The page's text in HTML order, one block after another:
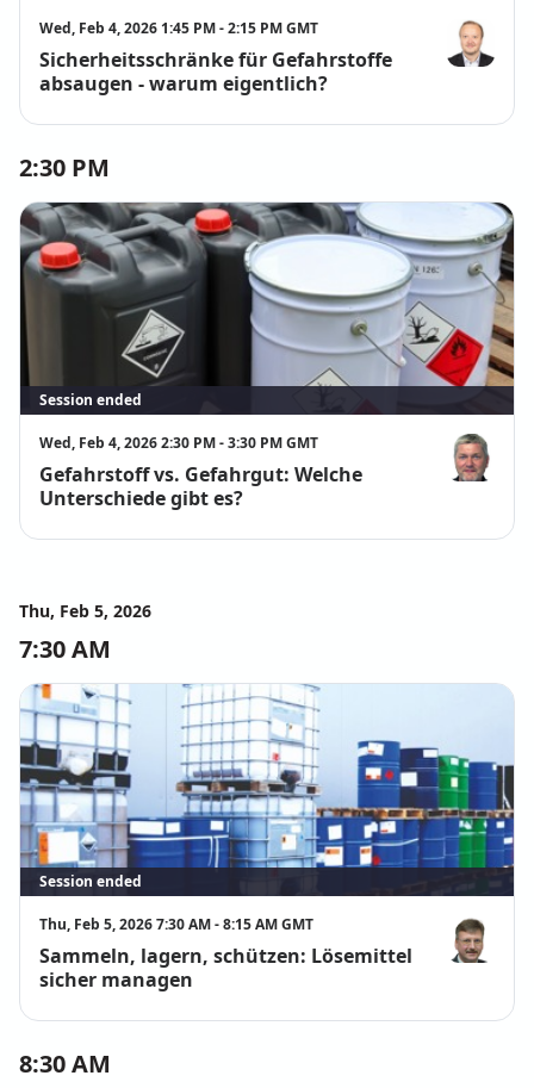
Wed, Feb 4, 2026 1:45 PM - 2:15 PM GMT
Sicherheitsschränke für Gefahrstoffe
absaugen - warum eigentlich?
Christian
2:30 PM
Session ended
Wed, Feb 4, 2026 2:30 PM - 3:30 PM GMT
Gefahrstoff vs. Gefahrgut: Welche
Unterschiede gibt es?
Dr. Joachim
Thu, Feb 5, 2026
7:30 AM
Session ended
Thu, Feb 5, 2026 7:30 AM - 8:15 AM GMT
Sammeln, lagern, schützen: Lösemittel
sicher managen
Norbert
8:30 AM